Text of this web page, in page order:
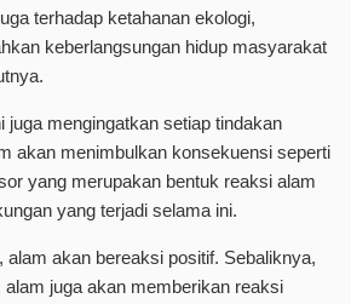
terhadap ketahanan ekologi,
keberlangsungan hidup masyarakat
juga mengingatkan setiap tindakan
akan menimbulkan konsekuensi seperti
yang merupakan bentuk reaksi alam
yang terjadi selama ini.
alam akan bereaksi positif. Sebaliknya,
alam juga akan memberikan reaksi